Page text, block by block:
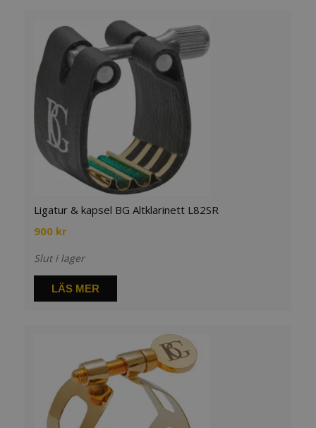
Ligatur & kapsel BG Altklarinett L82SR
900 kr
Slut i lager
LÄS MER